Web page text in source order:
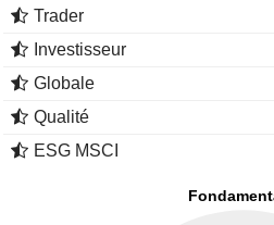
Trader
Investisseur
Globale
Qualité
ESG MSCI